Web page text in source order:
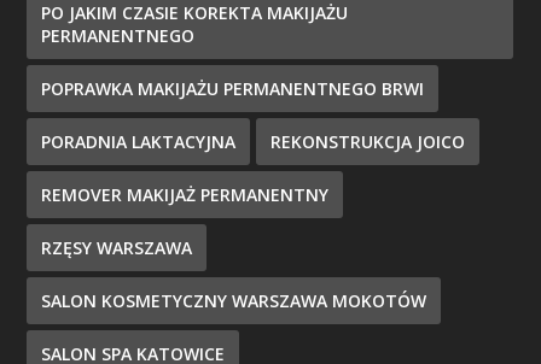
PO JAKIM CZASIE KOREKTA MAKIJAŻU
PERMANENTNEGO
POPRAWKA MAKIJAŻU PERMANENTNEGO BRWI
PORADNIA LAKTACYJNA REKONSTRUKCJA JOICO
REMOVER MAKIJAŻ PERMANENTNY
RZĘSY WARSZAWA
SALON KOSMETYCZNY WARSZAWA MOKOTÓW
SALON SPA KATOWICE